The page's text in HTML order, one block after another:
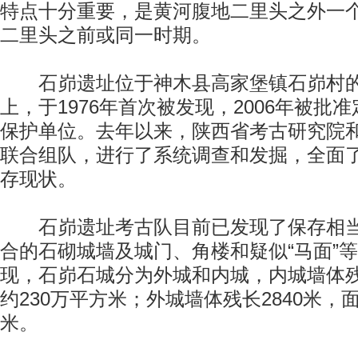
特点十分重要，是黄河腹地二里头之外一
二里头之前或同一时期。
石峁遗址位于神木县高家堡镇石峁村
上，于1976年首次被发现，2006年被批
保护单位。去年以来，陕西省考古研究院
联合组队，进行了系统调查和发掘，全面
存现状。
石峁遗址考古队目前已发现了保存相
合的石砌城墙及城门、角楼和疑似“马面”
现，石峁石城分为外城和内城，内城墙体
约230万平方米；外城墙体残长2840米，
米。